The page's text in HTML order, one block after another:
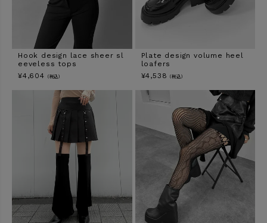
Hook design lace sheer sl
eeveless tops
¥4,604 （税込）
Plate design volume heel
loafers
¥4,538 （税込）